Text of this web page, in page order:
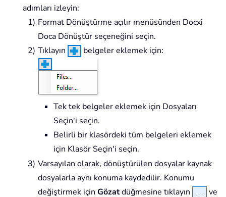
adımları izleyin:
Format Dönüştürme açılır menüsünden Docxi
Doca Dönüştür seçeneğini seçin.
Tıklayın
belgeler eklemek için:
Tek tek belgeler eklemek için Dosyaları
Seçin'i seçin.
Belirli bir klasördeki tüm belgeleri eklemek
için Klasör Seçin'i seçin.
Varsayılan olarak, dönüştürülen dosyalar kaynak
dosyalarla aynı konuma kaydedilir. Konumu
değiştirmek için Gözatdüğmesine tıklayın ve